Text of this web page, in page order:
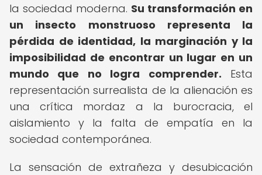
la sociedad moderna. Su transformación en
un insecto monstruoso representa la
pérdida de identidad, la marginación y la
imposibilidad de encontrar un lugar en un
mundo que no logra comprender. Esta
representación surrealista de la alienación es
una crítica mordaz a la burocracia, el
aislamiento y la falta de empatía en la
sociedad contemporánea.
La sensación de extrañeza y desubicación